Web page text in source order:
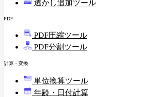
透かし追加ツール
PDF
PDF圧縮ツール
PDF分割ツール
計算・変換
単位換算ツール
年齢・日付計算